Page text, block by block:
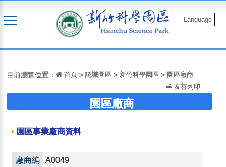
到
Language
目前瀏覽位置： 首頁 >認識園區 >新竹科學園區 > 園區廠商
友善列印
園區廠商
園區事業廠商資料
廠商編
A0049